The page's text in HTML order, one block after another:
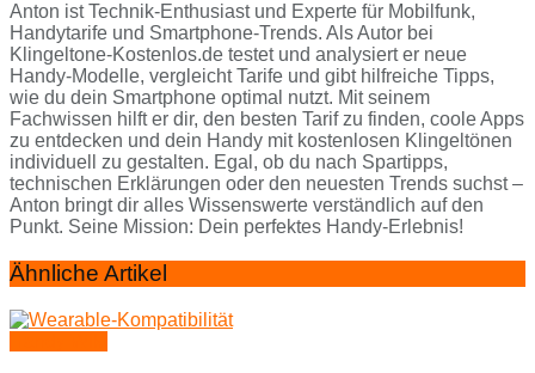
Anton ist Technik-Enthusiast und Experte für Mobilfunk,
Handytarife und Smartphone-Trends. Als Autor bei
Klingeltone-Kostenlos.de testet und analysiert er neue
Handy-Modelle, vergleicht Tarife und gibt hilfreiche Tipps,
wie du dein Smartphone optimal nutzt. Mit seinem
Fachwissen hilft er dir, den besten Tarif zu finden, coole Apps
zu entdecken und dein Handy mit kostenlosen Klingeltönen
individuell zu gestalten. Egal, ob du nach Spartipps,
technischen Erklärungen oder den neuesten Trends suchst –
Anton bringt dir alles Wissenswerte verständlich auf den
Punkt. Seine Mission: Dein perfektes Handy-Erlebnis!
Ähnliche Artikel